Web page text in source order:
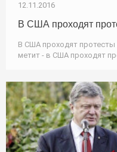
12.11.2016
В США проходят
В США проходят
метит - в США проходят